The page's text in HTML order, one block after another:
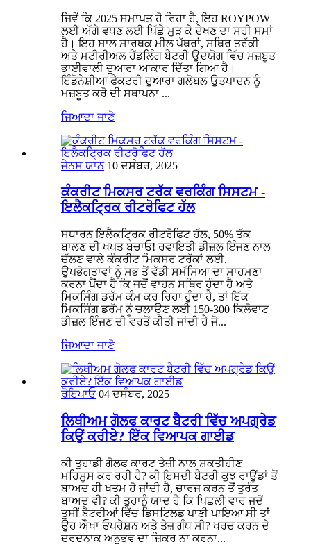
ਜਿਵੇਂ ਕਿ 2025 ਸਮਾਪਤ ਹੋ ਰਿਹਾ ਹੈ, ਇਹ ROYPOW
ਲਈ ਅੱਗੇ ਵਧਣ ਲਈ ਪਿੱਛੇ ਮੁੜ ਕੇ ਦੇਖਣ ਦਾ ਸਹੀ ਸਮਾਂ
ਹੈ। ਇਹ ਸਾਲ ਸਾਰਥਕ ਮੀਲ ਪੱਥਰਾਂ, ਸਥਿਰ ਤਰੱਕੀ
ਅਤੇ ਮਟੀਰੀਅਲ ਹੈਂਡਲਿੰਗ ਬੈਟਰੀ ਉਦਯੋਗ ਵਿੱਚ ਮਜ਼ਬੂਤ
​​ਭਾਈਵਾਲੀ ਦੁਆਰਾ ਆਕਾਰ ਦਿੱਤਾ ਗਿਆ ਹੈ।
ਇੰਡੋਨੇਸ਼ੀਆ ਫੈਕਟਰੀ ਦੁਆਰਾ ਗਲੋਬਲ ਉਤਪਾਦਨ ਨੂੰ
ਮਜ਼ਬੂਤ ​​ਕਰੋ ਦੀ ਸਥਾਪਨਾ ...
ਜਿਆਦਾ ਜਾਣੋ
ਜੇਨਸ ਯਾਨ 10 ਦਸੰਬਰ, 2025
ਕੰਕਰੀਟ ਮਿਕਸਰ ਟਰੱਕ ਵਰਕਿੰਗ ਸਿਸਟਮ -
ਇਲੈਕਟ੍ਰਿਕ ਰੀਟਰੋਫਿਟ ਹੱਲ
ਸਧਾਰਨ ਇਲੈਕਟ੍ਰਿਕ ਰੀਟਰੋਫਿਟ ਹੱਲ, 50% ਤੱਕ
ਬਾਲਣ ਦੀ ਖਪਤ ਬਚਾਓ! ਰਵਾਇਤੀ ਡੀਜ਼ਲ ਇੰਜਣ ਨਾਲ
ਚੱਲਣ ਵਾਲੇ ਕੰਕਰੀਟ ਮਿਕਸਰ ਟਰੱਕਾਂ ਲਈ,
ਉਪਭੋਗਤਾਵਾਂ ਨੂੰ ਸਭ ਤੋਂ ਵੱਡੀ ਸਮੱਸਿਆ ਦਾ ਸਾਹਮਣਾ
ਕਰਨਾ ਪੈਂਦਾ ਹੈ ਕਿ ਜਦੋਂ ਵਾਹਨ ਸਥਿਰ ਹੁੰਦਾ ਹੈ ਅਤੇ
ਮਿਕਸਿੰਗ ਡਰੱਮ ਕੰਮ ਕਰ ਰਿਹਾ ਹੁੰਦਾ ਹੈ, ਤਾਂ ਇੱਕ
ਮਿਕਸਿੰਗ ਡਰੱਮ ਨੂੰ ਚਲਾਉਣ ਲਈ 150-300 ਕਿਲੋਵਾਟ
ਡੀਜ਼ਲ ਇੰਜਣ ਦੀ ਵਰਤੋਂ ਕੀਤੀ ਜਾਂਦੀ ਹੈ ਜੋ...
ਜਿਆਦਾ ਜਾਣੋ
ਰੋਇਪਾਓ 04 ਦਸੰਬਰ, 2025
ਲਿਥੀਅਮ ਗੋਲਫ ਕਾਰਟ ਬੈਟਰੀ ਵਿੱਚ ਅਪਗ੍ਰੇਡ
ਕਿਉਂ ਕਰੀਏ? ਇੱਕ ਵਿਆਪਕ ਗਾਈਡ
ਕੀ ਤੁਹਾਡੀ ਗੋਲਫ ਕਾਰਟ ਤੇਜ਼ੀ ਨਾਲ ਸ਼ਕਤੀਹੀਣ
ਮਹਿਸੂਸ ਕਰ ਰਹੀ ਹੈ? ਕੀ ਇਸਦੀ ਬੈਟਰੀ ਕੁਝ ਰਾਊਂਡਾਂ ਤੋਂ
ਬਾਅਦ ਹੀ ਖਤਮ ਹੋ ਜਾਂਦੀ ਹੈ, ਚਾਰਜ ਕਰਨ ਤੋਂ ਤੁਰੰਤ
ਬਾਅਦ ਵੀ? ਕੀ ਤੁਹਾਨੂੰ ਯਾਦ ਹੈ ਕਿ ਪਿਛਲੀ ਵਾਰ ਜਦੋਂ
ਤੁਸੀਂ ਬੈਟਰੀਆਂ ਵਿੱਚ ਡਿਸਟਿਲਡ ਪਾਣੀ ਪਾਇਆ ਸੀ ਤਾਂ
ਉਹ ਔਖਾ ਓਪਰੇਸ਼ਨ ਅਤੇ ਤੇਜ਼ ਗੰਧ ਸੀ? ਖਰਚ ਕਰਨ ਦੇ
ਦਰਦਨਾਕ ਅਨੁਭਵ ਦਾ ਜ਼ਿਕਰ ਨਾ ਕਰਨਾ...